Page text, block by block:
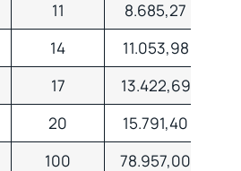
11 8.685,27
14 11.053,98
17 13.422,69
20 15.791,40
100 78.957,00